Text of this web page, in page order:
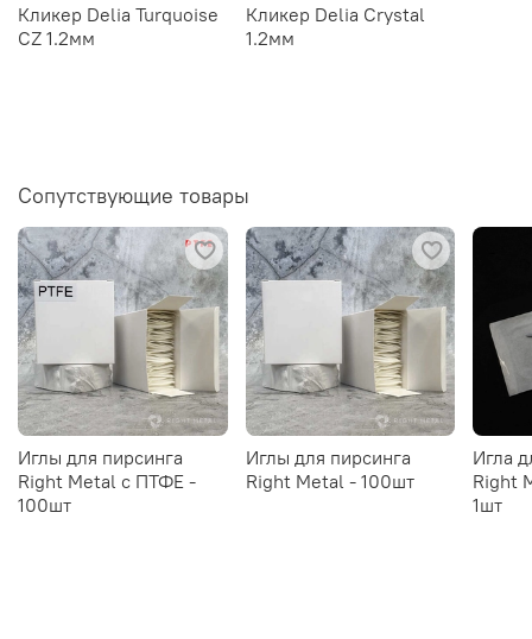
Кликер Delia Turquoise
CZ 1.2мм
Кликер Delia Crystal
1.2мм
Сопутствующие товары
Иглы для пирсинга
Right Metal c ПТФЕ -
100шт
Иглы для пирсинга
Right Metal - 100шт
Игла
Right
1шт